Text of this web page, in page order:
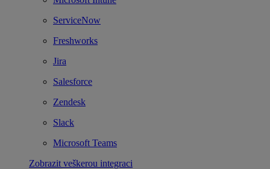
ServiceNow
Freshworks
Jira
Salesforce
Zendesk
Slack
Microsoft Teams
Zobrazit veškerou integraci